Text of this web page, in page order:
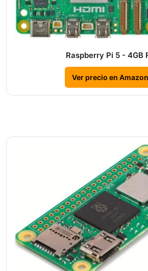
Raspberry Pi 5 - 4GB
Ver precio en